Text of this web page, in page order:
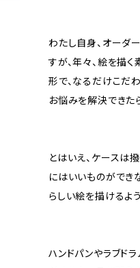
わたし自身、オーダ
すが、年々、絵を描
形で、なるだけこだ
お悩みを解決できた
とはいえ、ケースは
にはいいものができ
らしい絵を描けるよ
ハンドパンやラブド